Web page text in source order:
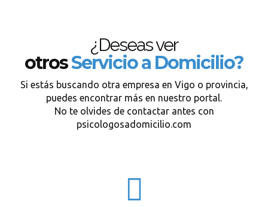
¿Deseas ver
otrosServicio a Domicilio?
Si estás buscando otra empresa en Vigo o provincia,
puedes encontrar más en nuestro portal.
No te olvides de contactar antes con
psicologosadomicilio.com